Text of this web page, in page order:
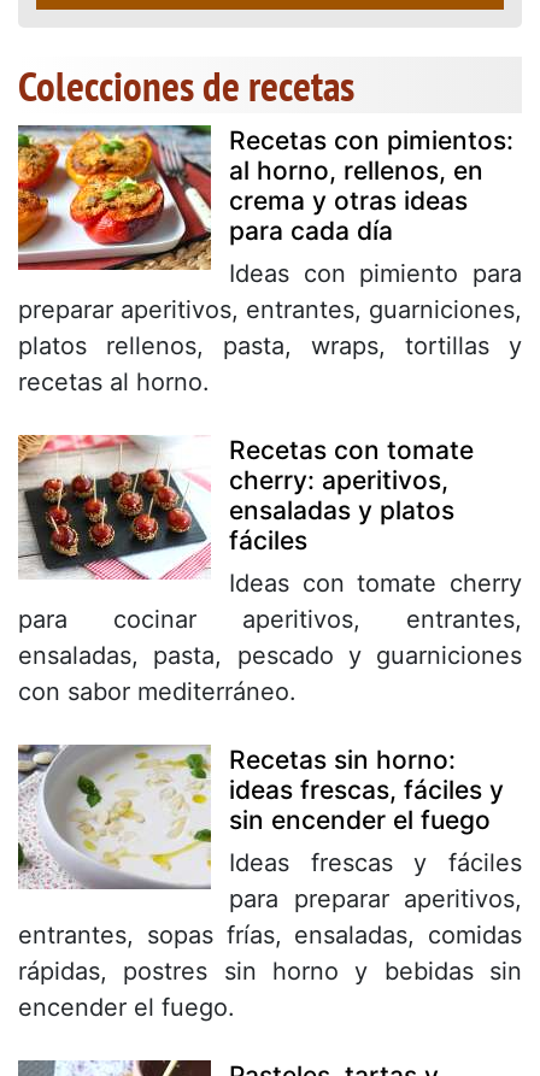
Colecciones de recetas
Recetas con pimientos:
al horno, rellenos, en
crema y otras ideas
para cada día
Ideas con pimiento para
preparar aperitivos, entrantes, guarniciones,
platos rellenos, pasta, wraps, tortillas y
recetas al horno.
Recetas con tomate
cherry: aperitivos,
ensaladas y platos
fáciles
Ideas con tomate cherry
para cocinar aperitivos, entrantes,
ensaladas, pasta, pescado y guarniciones
con sabor mediterráneo.
Recetas sin horno:
ideas frescas, fáciles y
sin encender el fuego
Ideas frescas y fáciles
para preparar aperitivos,
entrantes, sopas frías, ensaladas, comidas
rápidas, postres sin horno y bebidas sin
encender el fuego.